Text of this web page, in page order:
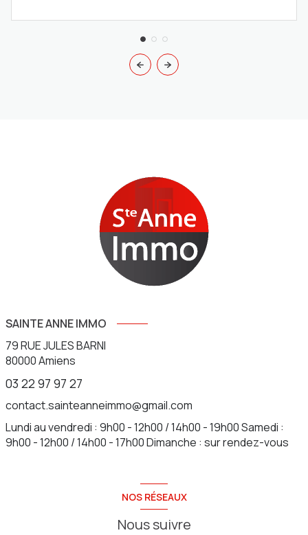
SAINTE ANNE IMMO
79 RUE JULES BARNI
80000Amiens
03 22 97 97 27
contact.sainteanneimmo@gmail.com
Lundi au vendredi : 9h00 - 12h00 / 14h00 - 19h00 Samedi :
9h00 - 12h00 / 14h00 - 17h00 Dimanche : sur rendez-vous
NOS RÉSEAUX
Nous suivre